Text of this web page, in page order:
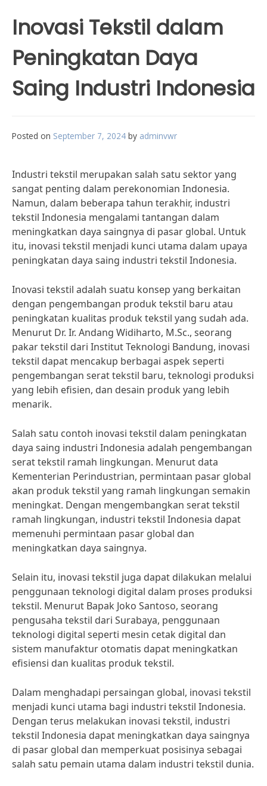
Inovasi Tekstil dalam
Peningkatan Daya
Saing Industri Indonesia
Posted on September 7, 2024 by adminvwr
Industri tekstil merupakan salah satu sektor yang
sangat penting dalam perekonomian Indonesia.
Namun, dalam beberapa tahun terakhir, industri
tekstil Indonesia mengalami tantangan dalam
meningkatkan daya saingnya di pasar global. Untuk
itu, inovasi tekstil menjadi kunci utama dalam upaya
peningkatan daya saing industri tekstil Indonesia.
Inovasi tekstil adalah suatu konsep yang berkaitan
dengan pengembangan produk tekstil baru atau
peningkatan kualitas produk tekstil yang sudah ada.
Menurut Dr. Ir. Andang Widiharto, M.Sc., seorang
pakar tekstil dari Institut Teknologi Bandung, inovasi
tekstil dapat mencakup berbagai aspek seperti
pengembangan serat tekstil baru, teknologi produksi
yang lebih efisien, dan desain produk yang lebih
menarik.
Salah satu contoh inovasi tekstil dalam peningkatan
daya saing industri Indonesia adalah pengembangan
serat tekstil ramah lingkungan. Menurut data
Kementerian Perindustrian, permintaan pasar global
akan produk tekstil yang ramah lingkungan semakin
meningkat. Dengan mengembangkan serat tekstil
ramah lingkungan, industri tekstil Indonesia dapat
memenuhi permintaan pasar global dan
meningkatkan daya saingnya.
Selain itu, inovasi tekstil juga dapat dilakukan melalui
penggunaan teknologi digital dalam proses produksi
tekstil. Menurut Bapak Joko Santoso, seorang
pengusaha tekstil dari Surabaya, penggunaan
teknologi digital seperti mesin cetak digital dan
sistem manufaktur otomatis dapat meningkatkan
efisiensi dan kualitas produk tekstil.
Dalam menghadapi persaingan global, inovasi tekstil
menjadi kunci utama bagi industri tekstil Indonesia.
Dengan terus melakukan inovasi tekstil, industri
tekstil Indonesia dapat meningkatkan daya saingnya
di pasar global dan memperkuat posisinya sebagai
salah satu pemain utama dalam industri tekstil dunia.